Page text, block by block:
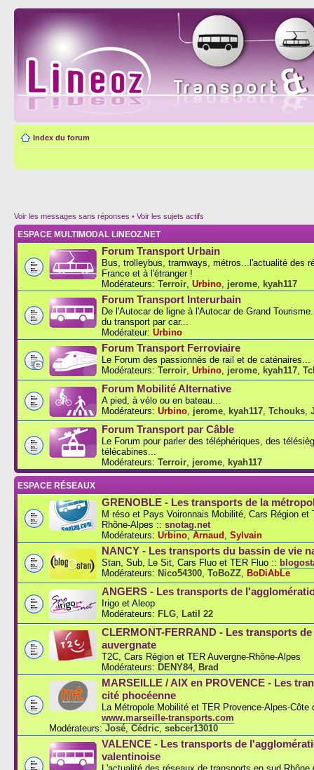
Index du forum
Voir les messages sans réponses • Voir les sujets actifs
ESPACE MULTIMODAL LINEOZ.NET
Forum Transport Urbain
Bus, trolleybus, tramways, métros...l'actualité des
France et à l'étranger !
Modérateurs: Terroir Urbino jerome kyah117
Forum Transport Interurbain
De l'Autocar de ligne à l'Autocar de Grand
du transport par car...
Modérateur: Urbino
Forum Transport Ferroviaire
Le Forum des passionnés de rail et de caténaires...
Modérateurs: Terroir Urbino jerome kyah117
Forum Mobilité Alternative
A pied, à vélo ou en bateau...
Modérateurs: Urbino jerome kyah117 Tchouks
Forum Transport par Câble
Le Forum pour parler des téléphériques, des
télécabines...
Modérateurs: Terroir jerome kyah117
ESPACE RÉSEAUX
GRENOBLE - Les transports de la
M réso et Pays Voironnais Mobilité, Cars Région et
Rhône-Alpes :: snotag.net
Modérateurs: Urbino Arnaud Sylvain
NANCY - Les transports du bassin de vie
Stan, Sub, Le Sit, Cars Fluo et TER Fluo ::
Modérateurs: Nico54300 ToBoZZ BoDiAbLe
ANGERS - Les transports de
Irigo et Aleop
Modérateurs: FLG Latil 22
CLERMONT-FERRAND - Les transports
auvergnate
T2C, Cars Région et TER Auvergne-Rhône-Alpes
Modérateurs: DENY84, Brad
MARSEILLE / AIX en PROVENCE - Les
cité phocéenne
La Métropole Mobilité et TER Provence-Alpes-Côte
www.marseille-transports.com
Modérateurs: José Cédric sebcer13010
VALENCE - Les transports de
valentinoise
L'actualité des réseaux de transports en sud Rhône